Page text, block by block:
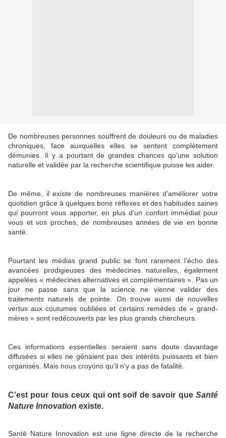
De nombreuses personnes souffrent de douleurs ou de maladies
chroniques, face auxquelles elles se sentent complètement
démunies. Il y a pourtant de grandes chances qu’une solution
naturelle et validée par la recherche scientifique puisse les aider.
De même, il existe de nombreuses manières d’améliorer votre
quotidien grâce à quelques bons réflexes et des habitudes saines
qui pourront vous apporter, en plus d’un confort immédiat pour
vous et vos proches, de nombreuses années de vie en bonne
santé.
Pourtant les médias grand public se font rarement l’écho des
avancées prodigieuses des médecines naturelles, également
appelées « médecines alternatives et complémentaires ». Pas un
jour ne passe sans que la science ne vienne valider des
traitements naturels de pointe. On trouve aussi de nouvelles
vertus aux coutumes oubliées et certains remèdes de « grand-
mères » sont redécouverts par les plus grands chercheurs.
Ces informations essentielles seraient sans doute davantage
diffusées si elles ne gênaient pas des intérêts puissants et bien
organisés. Mais nous croyons qu’il n’y a pas de fatalité.
C’est pour tous ceux qui ont soif de savoir que Santé
Nature Innovation existe.
Santé Nature Innovation est une ligne directe de la recherche